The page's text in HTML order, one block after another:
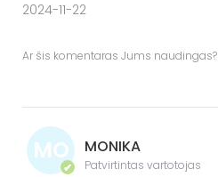
2024-11-22
Ar šis komentaras Jums naudingas?
MO
✔
MONIKA
Patvirtintas vartotojas